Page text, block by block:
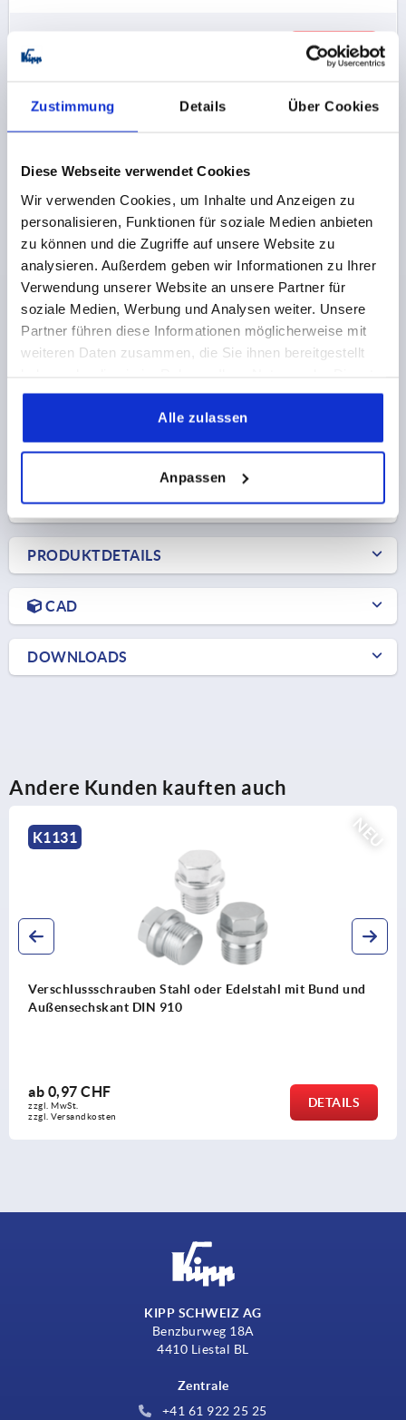
Zustimmung Details Über Cookies
Diese Webseite verwendet Cookies
Wir verwenden Cookies, um Inhalte und Anzeigen zu
personalisieren, Funktionen für soziale Medien anbieten
zu können und die Zugriffe auf unsere Website zu
analysieren. Außerdem geben wir Informationen zu Ihrer
Verwendung unserer Website an unsere Partner für
soziale Medien, Werbung und Analysen weiter. Unsere
Partner führen diese Informationen möglicherweise mit
weiteren Daten zusammen, die Sie ihnen bereitgestellt
gesammelt haben.
Alle zulassen
Anpassen
zzgl. MwSt.
zzgl. Versandkosten
DETAILS
FLÜGELGRIFF METALLDETEKTIERBAR, MINIWING
D=M06X20 A=28, H=15, FORM:L MIT AUßENGEWINDE,
POLYAMID SCHWARZGRAU RAL7021,
KOMP:EDELSTAHL 1.4404
GEWINDE=M6 GEWINDELÄNGE=20
FORM=L
GRIFFLÄNGE=28
BREITE=13 D2=12
HÖHE=15
K0274.140006X20
10,38 CHF
PRODUKTDETAILS
CAD
DOWNLOADS
Andere Kunden kauften auch
NEU
K1131
Verschlussschrauben Stahl oder Edelstahl mit Bund und
Außensechskant DIN 910
ab 0,97 CHF
zzgl. MwSt.
zzgl. Versandkosten
DETAILS
KIPP SCHWEIZ AG
Benzburweg 18A
4410 Liestal BL
Zentrale
+41 61 922 25 25